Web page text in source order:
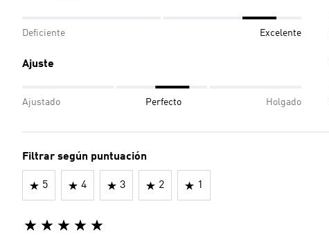
Deficiente Excelente
Ajuste
Ajustado Perfecto Holgado
Filtrar según puntuación
5 4 3 2 1